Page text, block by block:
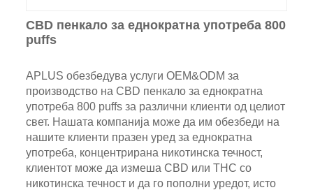
CBD пенкало за еднократна употреба 800
puffs
APLUS обезбедува услуги OEM&ODM за
производство на CBD пенкало за еднократна
употреба 800 puffs за различни клиенти од целиот
свет. Нашата компанија може да им обезбеди на
нашите клиенти празен уред за еднократна
употреба, концентрирана никотинска течност,
клиентот може да измеша CBD или THC со
никотинска течност и да го пополни уредот, исто